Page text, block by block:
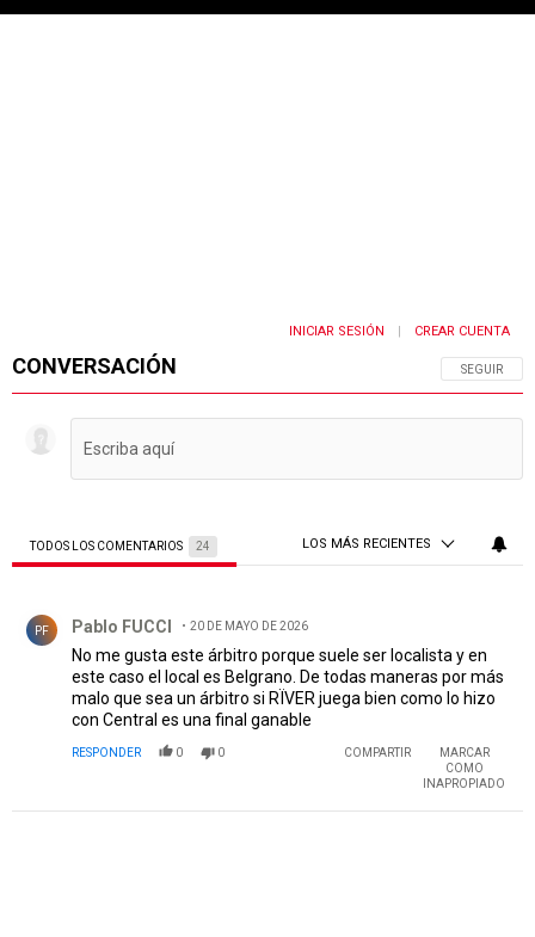
CONVERSACIÓN SIGA ESTA
SEGUIR
INICIAR SESIÓN CREAR CUENTA
TODOS LOS COMENTARIOS 24 LOS MÁS RECIENTES
PF Pablo FUCCI 20 DE MAYO DE 2026
No me gusta este árbitro porque suele ser localista y en
este caso el local es Belgrano. De todas maneras por más
malo que sea un árbitro si RÏVER juega bien como lo hizo
con Central es una final ganable
RESPONDER 0 0 COMPARTIR
MARCAR
COMO
INAPROPIADO